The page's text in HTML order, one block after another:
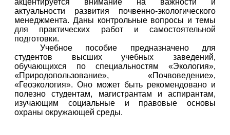
акцентируется внимание на важности и
актуальности развития почвенно-экологического
менеджмента. Даны контрольные вопросы и темы
для практических работ и самостоятельной
подготовки.
Учебное пособие предназначено для
студентов высших учебных заведений,
обучающихся по специальностям «Экология»,
«Природопользование», «Почвоведение»,
«Геоэкология». Оно может быть рекомендовано и
полезно студентам, магистрантам и аспирантам,
изучающим социальные и правовые основы
охраны окружающей среды.